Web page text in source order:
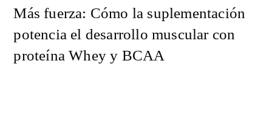
Más fuerza: Cómo la suplementación
potencia el desarrollo muscular con
proteína Whey y BCAA